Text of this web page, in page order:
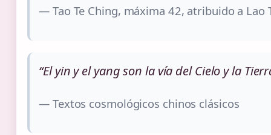
— Tao Te Ching, máxima 42, atribuido a Lao
“El yin y el yang son la vía del Cielo y la
— Textos cosmológicos chinos clásicos